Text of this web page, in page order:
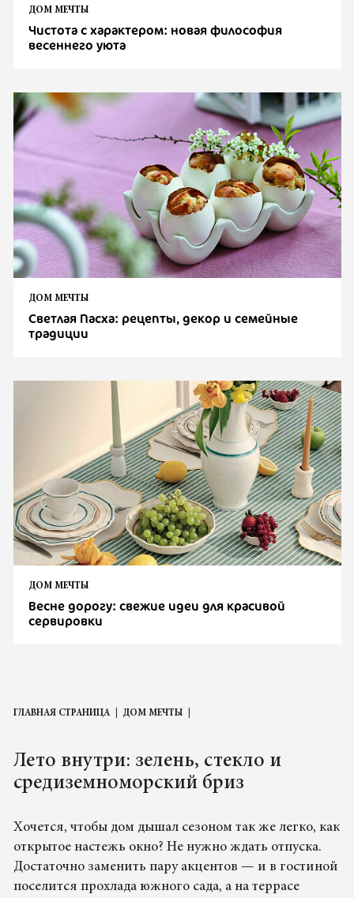
ДОМ МЕЧТЫ
Чистота с характером: новая философия
весеннего уюта
ДОМ МЕЧТЫ
Светлая Пасха: рецепты, декор и семейные
традиции
ДОМ МЕЧТЫ
Весне дорогу: свежие идеи для красивой
сервировки
ГЛАВНАЯ СТРАНИЦА ДОМ МЕЧТЫ
Лето внутри: зелень, стекло и
средиземноморский бриз
Хочется, чтобы дом дышал сезоном так же легко, как
открытое настежь окно? Не нужно ждать отпуска.
Достаточно заменить пару акцентов — и в гостиной
поселится прохлада южного сада, а на террасе